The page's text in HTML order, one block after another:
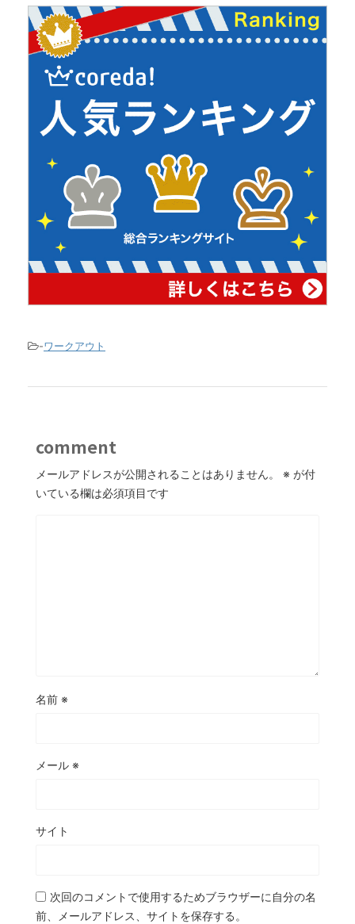
-ワークアウト
comment
メールアドレスが公開されることはありません。 ※ が付
いている欄は必須項目です
名前 ※
メール ※
サイト
次回のコメントで使用するためブラウザーに自分の名
前、メールアドレス、サイトを保存する。